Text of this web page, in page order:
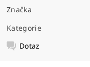
Značka
Kategorie
Dotaz